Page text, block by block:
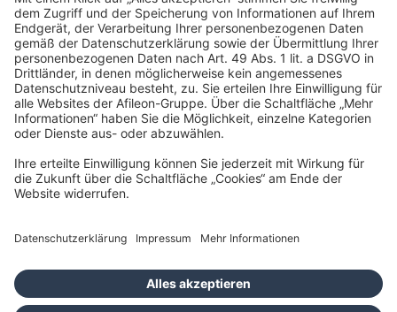
Impressum
Datenschutz
Barrierefreiheit
Cookies